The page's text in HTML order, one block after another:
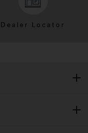
Dealer Locator